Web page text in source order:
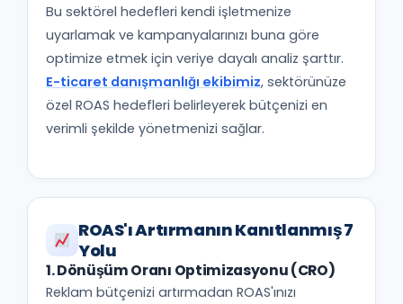
Bu sektörel hedefleri kendi işletmenize
uyarlamak ve kampanyalarınızı buna göre
optimize etmek için veriye dayalı analiz şarttır.
E-ticaret danışmanlığı ekibimiz, sektörünüze
özel ROAS hedefleri belirleyerek bütçenizi en
verimli şekilde yönetmenizi sağlar.
ROAS'ı Artırmanın Kanıtlanmış 7
Yolu
1. Dönüşüm Oranı Optimizasyonu (CRO)
Reklam bütçenizi artırmadan ROAS'ınızı